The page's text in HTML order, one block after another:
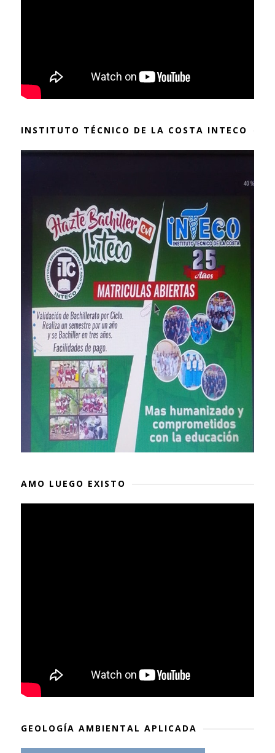
INSTITUTO TÉCNICO DE LA COSTA INTECO
AMO LUEGO EXISTO
GEOLOGÍA AMBIENTAL APLICADA